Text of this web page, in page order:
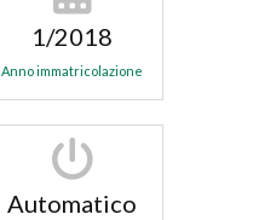
1/2018
Anno immatricolazione
Automatico